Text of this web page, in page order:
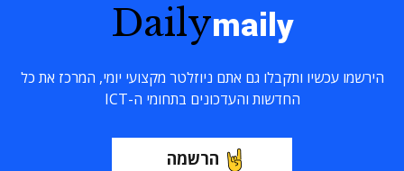
Dailymaily
הירשמו עכשיו ותקבלו גם אתם ניוזלטר מקצועי יומי, המרכז את כל
החדשות והעדכונים בתחומי ה-ICT
הרשמה